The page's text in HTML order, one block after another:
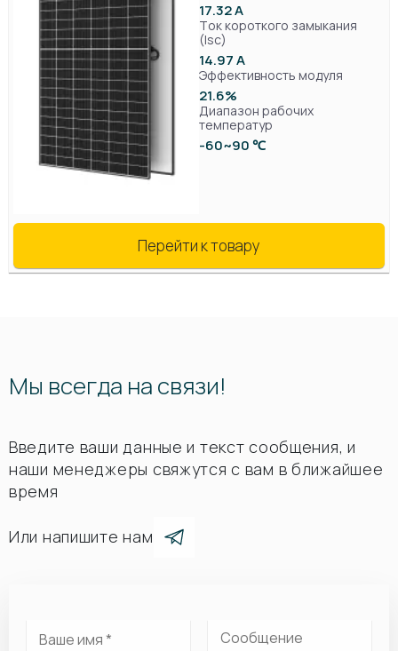
17.32 А
Ток короткого замыкания
(Isc)
14.97 А
Эффективность модуля
21.6%
Диапазон рабочих
температур
-60~90 ℃
Перейти к товару
Мы всегда на связи!
Введите ваши данные и текст сообщения, и
наши менеджеры свяжутся с вам в ближайшее
время
Или напишите нам